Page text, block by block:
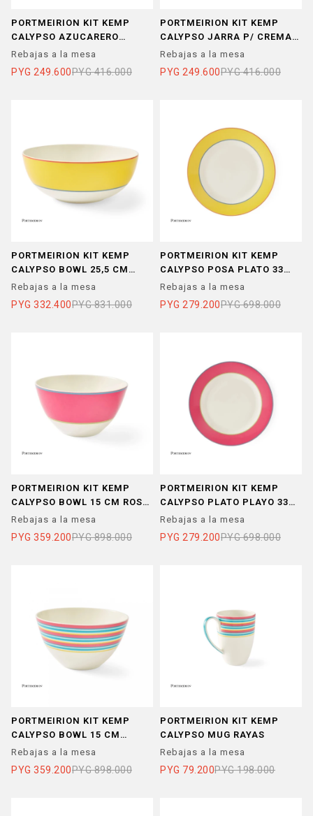
PORTMEIRION KIT KEMP
CALYPSO AZUCARERO
AMARILLO
Rebajas a la mesa
PYG 249.600PYG 416.000
PORTMEIRION KIT KEMP
CALYPSO JARRA P/ CREMA
AMARILLO
Rebajas a la mesa
PYG 249.600PYG 416.000
PORTMEIRION KIT KEMP
CALYPSO BOWL 25,5 CM
AMARILLO
Rebajas a la mesa
PYG 332.400PYG 831.000
PORTMEIRION KIT KEMP
CALYPSO POSA PLATO 33
CM AMARILLO
Rebajas a la mesa
PYG 279.200PYG 698.000
PORTMEIRION KIT KEMP
CALYPSO BOWL 15 CM ROSA
X 4 UNIDADES
Rebajas a la mesa
PYG 359.200PYG 898.000
PORTMEIRION KIT KEMP
CALYPSO PLATO PLAYO 33
CM ROSA
Rebajas a la mesa
PYG 279.200PYG 698.000
PORTMEIRION KIT KEMP
CALYPSO BOWL 15 CM
RAYAS X 4 UNIDADES
Rebajas a la mesa
PYG 359.200PYG 898.000
PORTMEIRION KIT KEMP
CALYPSO MUG RAYAS
Rebajas a la mesa
PYG 79.200PYG 198.000